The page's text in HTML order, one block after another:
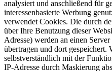
analysiert und anschließend für
interessenbasierte Werbung
verwendet Cookies. Die durch
über Ihre Benutzung dieser
Adresse) werden an einen
übertragen und dort gespeichert.
selbstverständlich mit der
IP-Adresse durch Maskierung